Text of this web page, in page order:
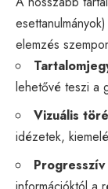
elemzés
lehetővé teszi a
Vizuális
idézetek,